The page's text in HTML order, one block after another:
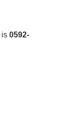
is 0592-